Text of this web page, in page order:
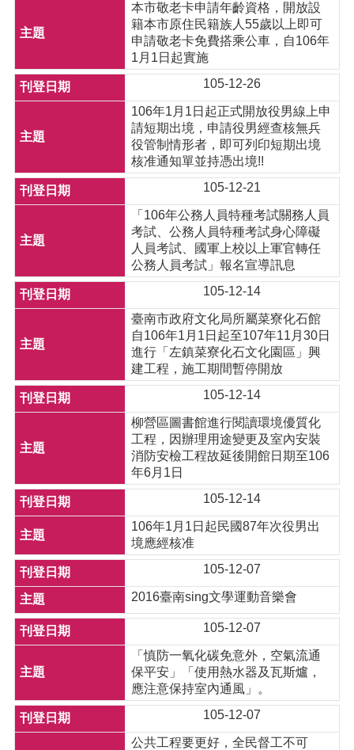
本市敬老卡申請年齡資格，開放設
籍本市原住民籍族人55歲以上即可
申請敬老卡免費搭乘公車，自106年
1月1日起實施
105-12-26
106年1月1日起正式開放役男線上申
請短期出境，申請役男經查核無兵
役管制情形者，即可列印短期出境
核准通知單並持憑出境!!
105-12-21
「106年公務人員特種考試關務人員
考試、公務人員特種考試身心障礙
人員考試、國軍上校以上軍官轉任
公務人員考試」報名宣導訊息
105-12-14
臺南市政府文化局所屬菜寮化石館
自106年1月1日起至107年11月30日
進行「左鎮菜寮化石文化園區」興
建工程，施工期間暫停開放
105-12-14
柳營區圖書館進行閱讀環境優質化
工程，因辦理用途變更及室內安裝
消防安檢工程故延後開館日期至106
年6月1日
105-12-14
106年1月1日起民國87年次役男出
境應經核准
105-12-07
2016臺南sing文學運動音樂會
105-12-07
「慎防一氧化碳免意外，空氣流通
保平安」「使用熱水器及瓦斯爐，
應注意保持室內通風」。
105-12-07
公共工程要更好，全民督工不可